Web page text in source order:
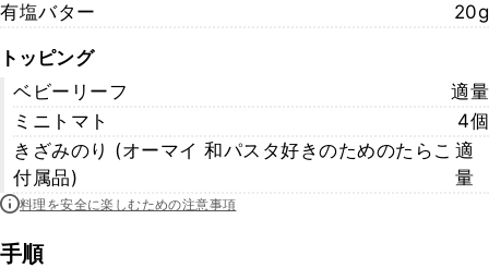
有塩バター
20g
トッピング
ベビーリーフ
適量
ミニトマト
4個
きざみのり (オーマイ 和パスタ好きのためのたらこ
付属品)
適
量
料理を安全に楽しむための注意事項
手順